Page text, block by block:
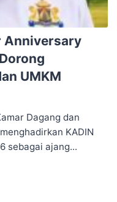
Anniversary
UMKM
Dagang dan
KADIN
sebagai ajang...